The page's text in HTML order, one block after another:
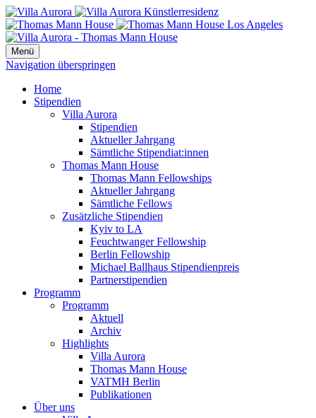
Menü
Navigation überspringen
Home
Stipendien
Villa Aurora
Stipendien
Aktueller Jahrgang
Sämtliche Stipendiat:innen
Thomas Mann House
Thomas Mann Fellowships
Aktueller Jahrgang
Sämtliche Fellows
Zusätzliche Stipendien
Kyiv to LA
Feuchtwanger Fellowship
Berlin Fellowship
Michael Ballhaus Stipendienpreis
Partnerstipendien
Programm
Programm
Aktuell
Archiv
Highlights
Villa Aurora
Thomas Mann House
VATMH Berlin
Publikationen
Über uns